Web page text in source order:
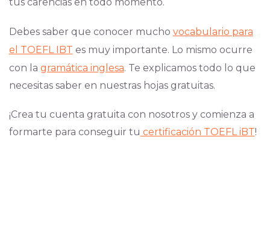
Debes saber que conocer mucho vocabulario para
el TOEFL IBT es muy importante. Lo mismo ocurre
con la gramática inglesa. Te explicamos todo lo que
necesitas saber en nuestras hojas gratuitas.
¡Crea tu cuenta gratuita con nosotros y comienza a
formarte para conseguir tu certificación TOEFL iBT!